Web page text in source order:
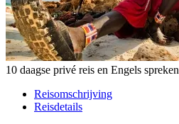
10 daagse privé reis en Engels
Reisomschrijving
Reisdetails